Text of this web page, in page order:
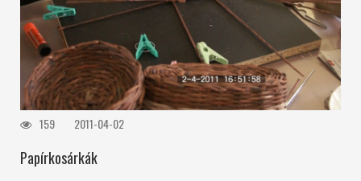
159 2011-04-02
Papírkosárkák